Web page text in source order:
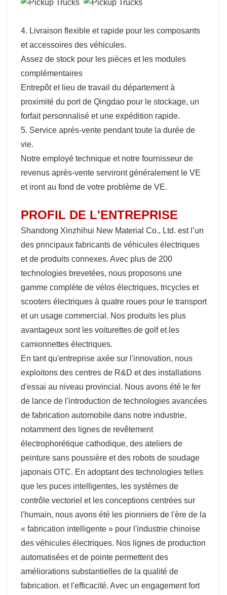
4. Livraison flexible et rapide pour les composants
et accessoires des véhicules.
Assez de stock pour les pièces et les modules
complémentaires
Entrepôt et lieu de travail du département à
proximité du port de Qingdao pour le stockage, un
forfait personnalisé et une expédition rapide.
5. Service après-vente pendant toute la durée de
vie.
Notre employé technique et notre fournisseur de
revenus après-vente serviront généralement le VE
et iront au fond de votre problème de VE.
PROFIL DE L'ENTREPRISE
Shandong Xinzhihui New Material Co., Ltd. est l’un
des principaux fabricants de véhicules électriques
et de produits connexes. Avec plus de 200
technologies brevetées, nous proposons une
gamme complète de vélos électriques, tricycles et
scooters électriques à quatre roues pour le transport
et un usage commercial. Nos produits les plus
avantageux sont les voiturettes de golf et les
camionnettes électriques.
En tant qu'entreprise axée sur l'innovation, nous
exploitons des centres de R&D et des installations
d'essai au niveau provincial. Nous avons été le fer
de lance de l'introduction de technologies avancées
de fabrication automobile dans notre industrie,
notamment des lignes de revêtement
électrophorétique cathodique, des ateliers de
peinture sans poussière et des robots de soudage
japonais OTC. En adoptant des technologies telles
que les puces intelligentes, les systèmes de
contrôle vectoriel et les conceptions centrées sur
l'humain, nous avons été les pionniers de l'ère de la
« fabrication intelligente » pour l'industrie chinoise
des véhicules électriques. Nos lignes de production
automatisées et de pointe permettent des
améliorations substantielles de la qualité de
fabrication. et l'efficacité. Avec un engagement fort